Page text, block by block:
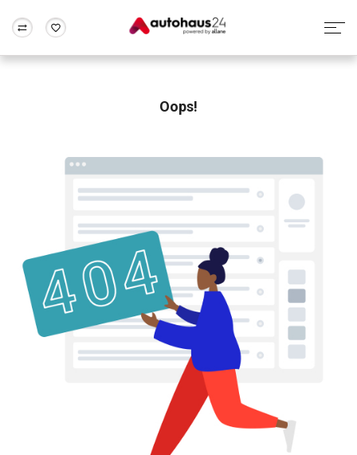
Rund um die Inzahlungnahme
Oops!